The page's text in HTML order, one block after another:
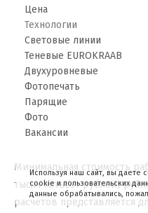
Цена
Технологии
Световые линии
Теневые EUROKRAAB
Двухуровневые
Фотопечать
Парящие
Фото
Вакансии
Минимальная стоимость
тысяч пятьсот рублей)
расчетов представляется
Используя наш сайт, вы даете
cookie и пользовательских
данные обрабатывались,